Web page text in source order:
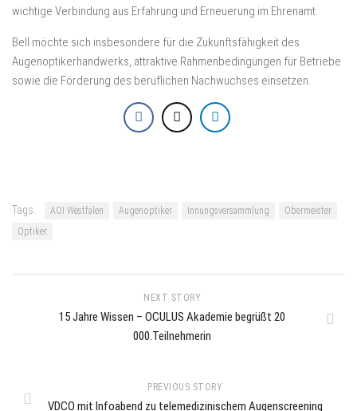
wichtige Verbindung aus Erfahrung und Erneuerung im Ehrenamt.
Bell möchte sich insbesondere für die Zukunftsfähigkeit des
Augenoptikerhandwerks, attraktive Rahmenbedingungen für Betriebe
sowie die Förderung des beruflichen Nachwuchses einsetzen.
Tags: AOI Westfalen Augenoptiker Innungsversammlung
Obermeister
Optiker
NEXT STORY
15 Jahre Wissen – OCULUS Akademie begrüßt 20
000.Teilnehmerin
PREVIOUS STORY
VDCO mit Infoabend zu telemedizinischem Augenscreening